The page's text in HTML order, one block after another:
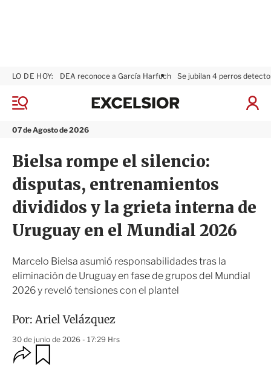
M
n
07 de Agosto de 2026
LO DE HOY: DEA reconoce a García Harfuch Se jubilan 4 perros
I
s
x
i
r
Bielsa rompe el silencio:
disputas, entrenamientos
divididos y la grieta interna de
Uruguay en el Mundial 2026
Marcelo Bielsa asumió responsabilidades tras la
eliminación de Uruguay en fase de grupos del Mundial
2026 y reveló tensiones con el plantel
Por:Ariel Velázquez
30 de junio de 2026 - 17:29 Hrs
O
p